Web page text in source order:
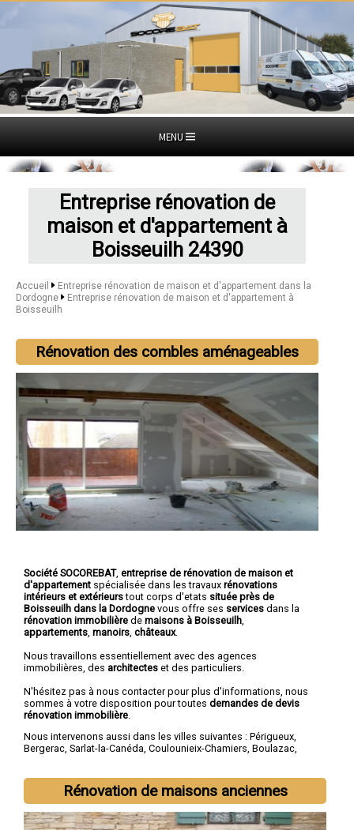
MENU
Entreprise rénovation de
maison et d'appartement à
Boisseuilh 24390
Accueil
Entreprise rénovation de maison et d'appartement dans la
Dordogne
Entreprise rénovation de maison et d'appartement à
Boisseuilh
Rénovation des combles aménageables
Société SOCOREBAT, entreprise de rénovation de maison et
d'appartement spécialisée dans les travaux rénovations
intérieurs et extérieurstout corps d'etats située près de
Boisseuilh dans la Dordogne vous offre ses services dans la
rénovation immobilière de maisons à Boisseuilh
appartements manoirs châteaux.
Nous travaillons essentiellement avec des agences
immobilières, des architectes et des particuliers.
N'hésitez pas à nous contacter pour plus d'informations, nous
sommes à votre disposition pour toutes demandes de devis
rénovation immobilière
Nous intervenons aussi dans les villes suivantes : Périgueux,
Bergerac, Sarlat-la-Canéda, Coulounieix-Chamiers, Boulazac,
Rénovation de maisons anciennes